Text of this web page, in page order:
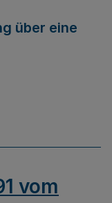
über eine
vom